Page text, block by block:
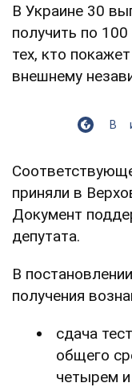
В Украине 30
получить по
тех, кто
внешнему
приняли в
Документ
депутата.
В
получения
сдача
общего
четырем